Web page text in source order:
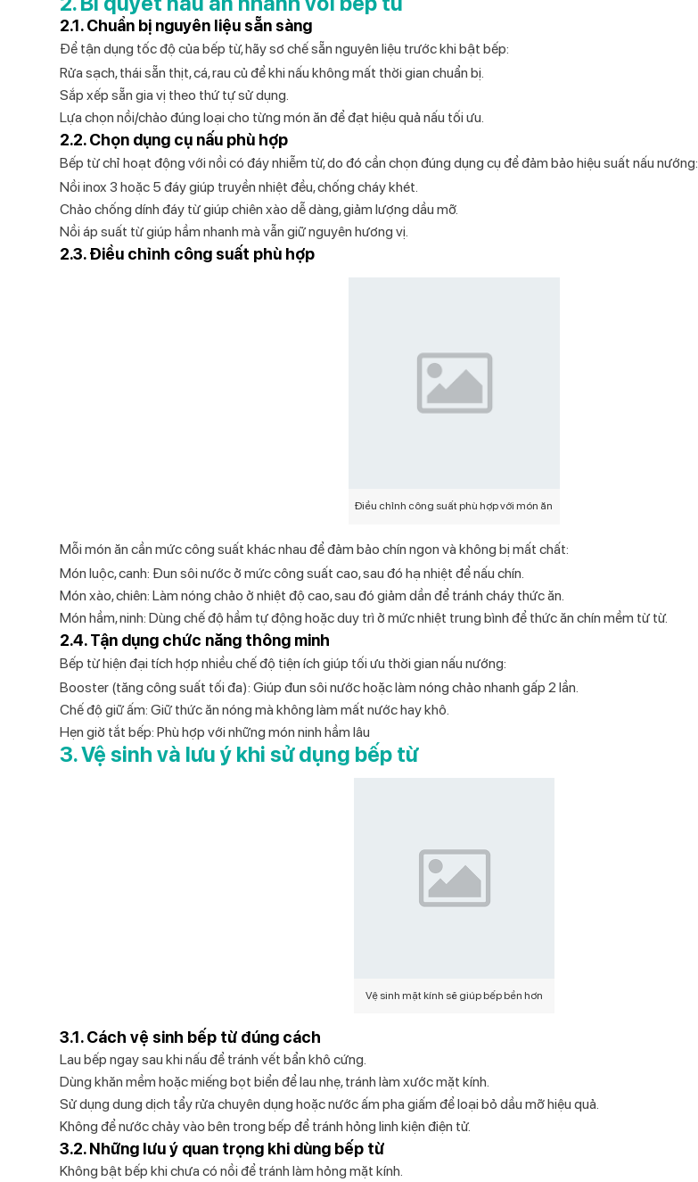
2.1. Chuẩn bị nguyên liệu sẵn sàng
Để tận dụng tốc độ của bếp từ, hãy sơ chế sẵn nguyên liệu trước khi bật bếp:
Rửa sạch, thái sẵn thịt, cá, rau củ để khi nấu không mất thời gian chuẩn bị.
Sắp xếp sẵn gia vị theo thứ tự sử dụng.
Lựa chọn nồi/chảo đúng loại cho từng món ăn để đạt hiệu quả nấu tối ưu.
2.2. Chọn dụng cụ nấu phù hợp
Bếp từ chỉ hoạt động với nồi có đáy nhiễm từ, do đó cần chọn đúng dụng cụ để đảm bảo hiệu suất nấu nướng:
Nồi inox 3 hoặc 5 đáygiúp truyền nhiệt đều, chống cháy khét.
Chảo chống dính đáy từgiúp chiên xào dễ dàng, giảm lượng dầu mỡ.
Nồi áp suất từgiúp hầm nhanh mà vẫn giữ nguyên hương vị.
2.3. Điều chỉnh công suất phù hợp
Điều chỉnh công suất phù hợp với món ăn
Mỗi món ăn cần mức công suất khác nhau để đảm bảo chín ngon và không bị mất chất:
Món luộc, canh: Đun sôi nước ở mức công suất cao, sau đó hạ nhiệt để nấu chín.
Món xào, chiên: Làm nóng chảo ở nhiệt độ cao, sau đó giảm dần để tránh cháy thức ăn.
Món hầm, ninh: Dùng chế độ hầm tự động hoặc duy trì ở mức nhiệt trung bình để thức ăn chín mềm từ từ.
2.4. Tận dụng chức năng thông minh
Bếp từ hiện đại tích hợp nhiều chế độ tiện ích giúp tối ưu thời gian nấu nướng:
Booster (tăng công suất tối đa): Giúp đun sôi nước hoặc làm nóng chảo nhanh gấp 2 lần.
Chế độ giữ ấm: Giữ thức ăn nóng mà không làm mất nước hay khô.
Hẹn giờ tắt bếp: Phù hợp với những món ninh hầm lâu
3. Vệ sinh và lưu ý khi sử dụng bếp từ
Vệ sinh mặt kính sẽ giúp bếp bền hơn
3.1. Cách vệ sinh bếp từ đúng cách
Lau bếp ngay sau khi nấu để tránh vết bẩn khô cứng.
Dùng khăn mềm hoặc miếng bọt biển để lau nhẹ, tránh làm xước mặt kính.
Sử dụng dung dịch tẩy rửa chuyên dụng hoặc nước ấm pha giấm để loại bỏ dầu mỡ hiệu quả.
Không để nước chảy vào bên trong bếp để tránh hỏng linh kiện điện tử.
3.2. Những lưu ý quan trọng khi dùng bếp từ
Không bật bếp khi chưa có nồi để tránh làm hỏng mặt kính.